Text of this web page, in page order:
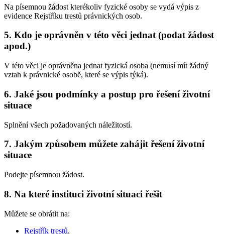
Na písemnou žádost kterékoliv fyzické osoby se vydá výpis z
evidence Rejstříku trestů právnických osob.
5. Kdo je oprávněn v této věci jednat (podat žádost
apod.)
V této věci je oprávněna jednat fyzická osoba (nemusí mít žádný
vztah k právnické osobě, které se výpis týká).
6. Jaké jsou podmínky a postup pro řešení životní
situace
Splnění všech požadovaných náležitostí.
7. Jakým způsobem můžete zahájit řešení životní
situace
Podejte písemnou žádost.
8. Na které instituci životní situaci řešit
Můžete se obrátit na:
Rejstřík trestů,